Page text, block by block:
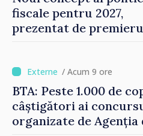
fiscale pentru 2027,
prezentat de
investițiile, taxăm
echilibrăm taxarea
consumului”
/ Acum 9 ore
BTA: Peste 1.000 de
câștigători ai
organizate de Agenția